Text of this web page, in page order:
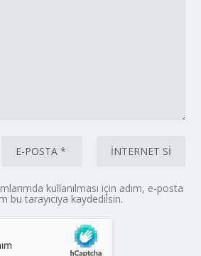
kullanılması için adım, e-posta
bu tarayıcıya kaydedilsin.